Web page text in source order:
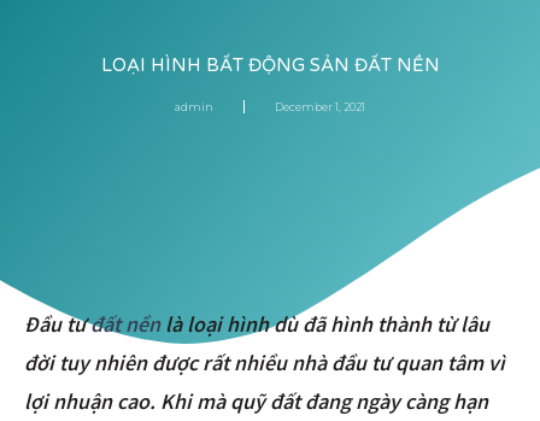
LOẠI HÌNH BẤT ĐỘNG SẢN ĐẤT NỀN
admin December 1, 2021
Đầu tưđất nềnlà loại hình dù đã hình thành từ lâu
đời tuy nhiên được rất nhiều nhà đầu tư quan tâm vì
lợi nhuận cao. Khi mà quỹ đất đang ngày càng hạn